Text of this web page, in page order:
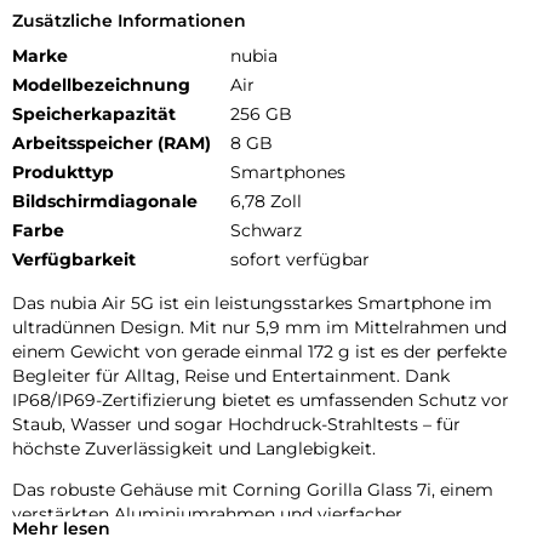
Zusätzliche Informationen
Marke
nubia
Modellbezeichnung
Air
Speicherkapazität
256 GB
Arbeitsspeicher (RAM)
8 GB
Produkttyp
Smartphones
Bildschirmdiagonale
6,78 Zoll
Farbe
Schwarz
Verfügbarkeit
sofort verfügbar
Das nubia Air 5G ist ein leistungsstarkes Smartphone im
ultradünnen Design. Mit nur 5,9 mm im Mittelrahmen und
einem Gewicht von gerade einmal 172 g ist es der perfekte
Begleiter für Alltag, Reise und Entertainment. Dank
IP68/IP69-Zertifizierung bietet es umfassenden Schutz vor
Staub, Wasser und sogar Hochdruck-Strahltests – für
höchste Zuverlässigkeit und Langlebigkeit.
Das robuste Gehäuse mit Corning Gorilla Glass 7i, einem
verstärkten Aluminiumrahmen und vierfacher
Eckverstärkung sorgt dafür, dass das nubia Air 5G auch im
Mehr lesen